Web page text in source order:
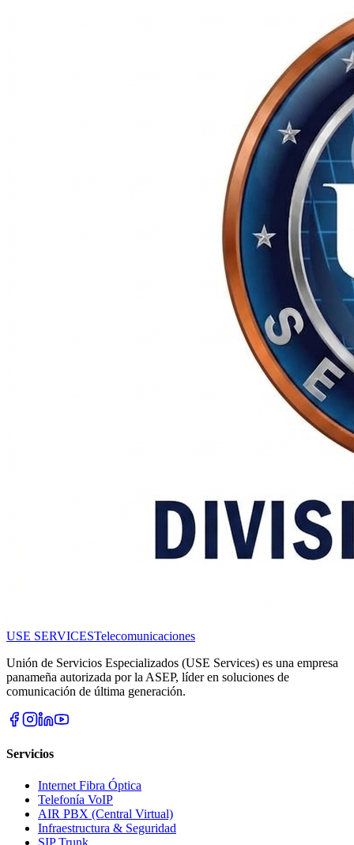
USE SERVICESTelecomunicaciones
Unión de Servicios Especializados (USE Services) es una empresa
panameña autorizada por la ASEP, líder en soluciones de
comunicación de última generación.
Servicios
Internet Fibra Óptica
Telefonía VoIP
AIR PBX (Central Virtual)
Infraestructura & Seguridad
SIP Trunk